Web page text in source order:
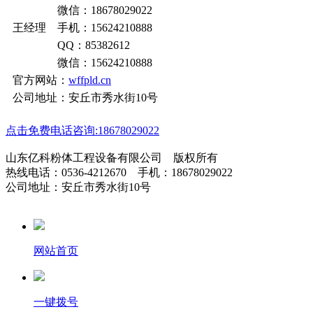
微信：18678029022
王经理 手机：15624210888
QQ：85382612
微信：15624210888
官方网站： wffpld.cn
公司地址：安丘市秀水街10号
点击免费电话咨询:18678029022
山东亿科粉体工程设备有限公司 版权所有
热线电话：0536-4212670 手机：18678029022
公司地址：安丘市秀水街10号
网站首页
一键拨号